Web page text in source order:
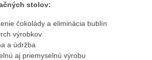
stolov:
čokolády a eliminácia bublín
výrobkov
a údržba
aj priemyselnú výrobu